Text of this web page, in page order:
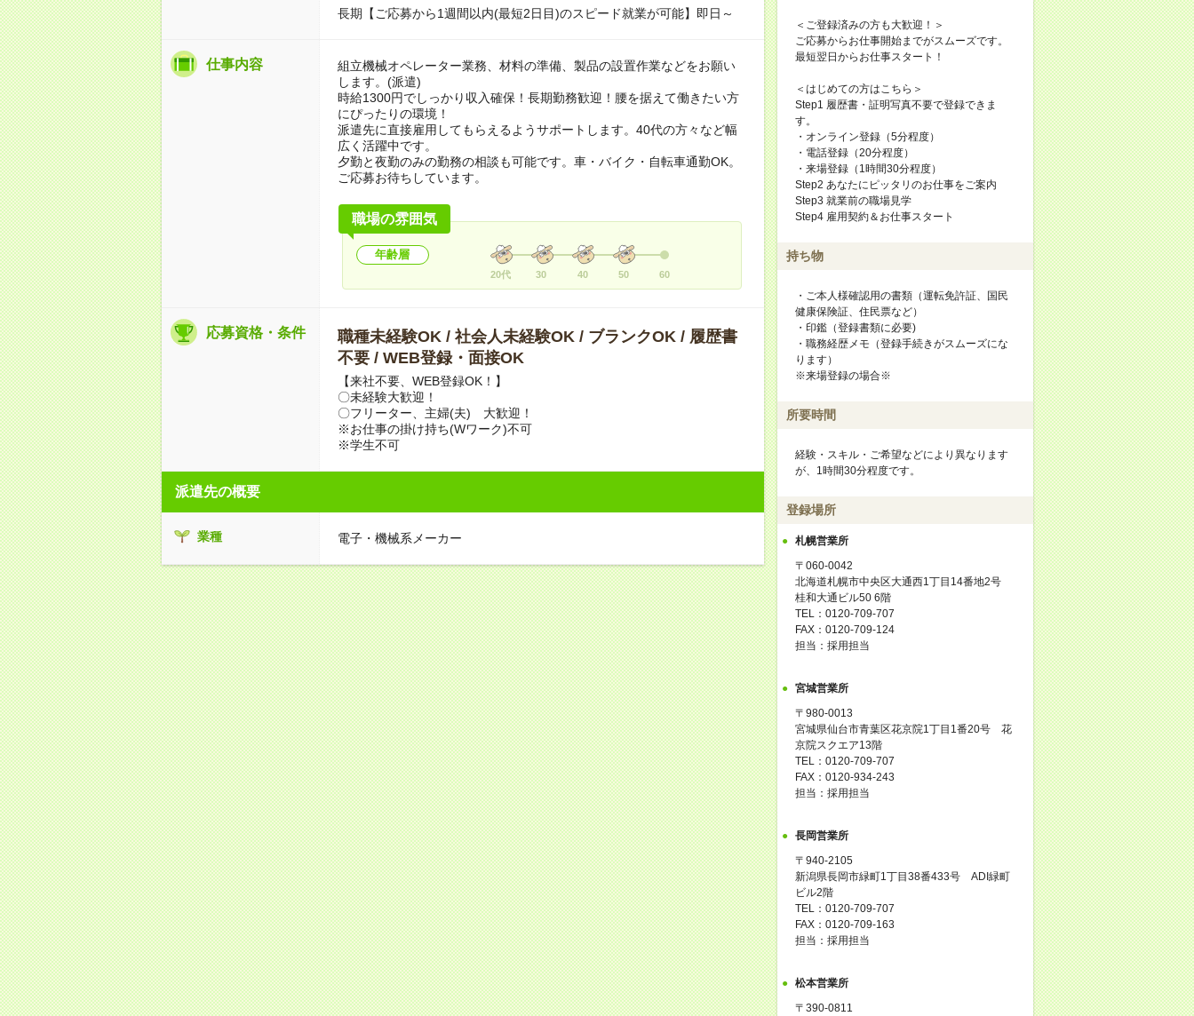
長期【ご応募から1週間以内(最短2日目)のスピード就業が可能】即日～
仕事内容
組立機械オペレーター業務、材料の準備、製品の設置作業などをお願い
します。(派遣)
時給1300円でしっかり収入確保！長期勤務歓迎！腰を据えて働きたい方
にぴったりの環境！
派遣先に直接雇用してもらえるようサポートします。40代の方々など幅
広く活躍中です。
夕勤と夜勤のみの勤務の相談も可能です。車・バイク・自転車通勤OK。
ご応募お待ちしています。
職場の雰囲気
年齢層
20代 30 40 50 60
応募資格・条件
職種未経験OK / 社会人未経験OK / ブランクOK / 履歴書
不要 / WEB登録・面接OK
【来社不要、WEB登録OK！】
〇未経験大歓迎！
〇フリーター、主婦(夫) 大歓迎！
※お仕事の掛け持ち(Wワーク)不可
※学生不可
派遣先の概要
業種 電子・機械系メーカー
＜ご登録済みの方も大歓迎！＞
ご応募からお仕事開始までがスムーズです。
最短翌日からお仕事スタート！
＜はじめての方はこちら＞
Step1 履歴書・証明写真不要で登録できま
す。
・オンライン登録（5分程度）
・電話登録（20分程度）
・来場登録（1時間30分程度）
Step2 あなたにピッタリのお仕事をご案内
Step3 就業前の職場見学
Step4 雇用契約＆お仕事スタート
持ち物
・ご本人様確認用の書類（運転免許証、国民
健康保険証、住民票など）
・印鑑（登録書類に必要)
・職務経歴メモ（登録手続きがスムーズにな
ります）
※来場登録の場合※
所要時間
経験・スキル・ご希望などにより異なります
が、1時間30分程度です。
登録場所
札幌営業所
〒060-0042
北海道札幌市中央区大通西1丁目14番地2号
桂和大通ビル50 6階
TEL：0120-709-707
FAX：0120-709-124
担当：採用担当
宮城営業所
〒980-0013
宮城県仙台市青葉区花京院1丁目1番20号 花
京院スクエア13階
TEL：0120-709-707
FAX：0120-934-243
担当：採用担当
長岡営業所
〒940-2105
新潟県長岡市緑町1丁目38番433号 ADI緑町
ビル2階
TEL：0120-709-707
FAX：0120-709-163
担当：採用担当
松本営業所
〒390-0811